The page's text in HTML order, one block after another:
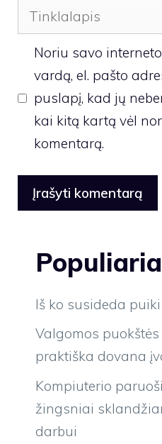
Tinklalapis
Noriu savo
vardą, el. pašto
puslapį, kad jų
kai kitą kartą vėl
komentarą.
Iš ko susideda
Valgomos
praktiška dovana
Kompiuterio
žingsniai
darbui